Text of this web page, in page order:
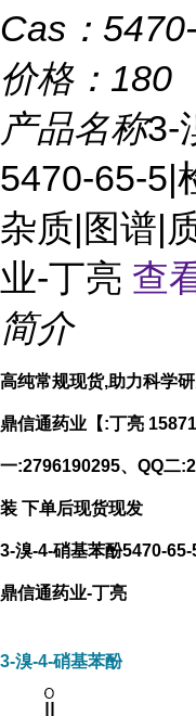
Cas：
价格： 180
产品名称3-
5470-65-5|
杂质|图谱|
业-丁亮 查
简介
高纯常规现货,助力科学
鼎信通药业【:丁亮
一:2796190295、QQ二
装 下单后现货现发
3-溴-4-硝基苯酚5470-
鼎信通药业-丁亮
3-溴-4-硝基苯酚